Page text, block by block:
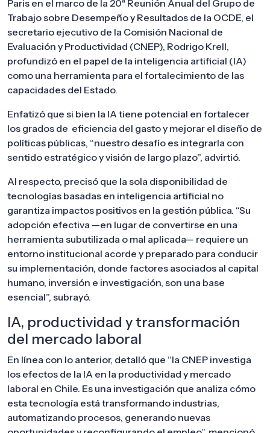
Paris en el marco de la 20ª Reunión Anual del Grupo de
Trabajo sobre Desempeño y Resultados de la OCDE, el
secretario ejecutivo de la Comisión Nacional de
Evaluación y Productividad (CNEP), Rodrigo Krell,
profundizó en el papel de la inteligencia artificial (IA)
como una herramienta para el fortalecimiento de las
capacidades del Estado.
Enfatizó que si bien la IA tiene potencial en fortalecer
los grados de eficiencia del gasto y mejorar el diseño de
políticas públicas, “nuestro desafío es integrarla con
sentido estratégico y visión de largo plazo”, advirtió.
Al respecto, precisó que la sola disponibilidad de
tecnologías basadas en inteligencia artificial no
garantiza impactos positivos en la gestión pública. “Su
adopción efectiva —en lugar de convertirse en una
herramienta subutilizada o mal aplicada— requiere un
entorno institucional acorde y preparado para conducir
su implementación, donde factores asociados al capital
humano, inversión e investigación, son una base
esencial”, subrayó.
IA, productividad y transformación
del mercado laboral
En línea con lo anterior, detalló que “la CNEP investiga
los efectos de la IA en la productividad y mercado
laboral en Chile. Es una investigación que analiza cómo
esta tecnología está transformando industrias,
automatizando procesos, generando nuevas